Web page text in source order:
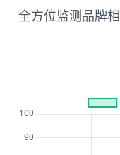
全方位监测品牌